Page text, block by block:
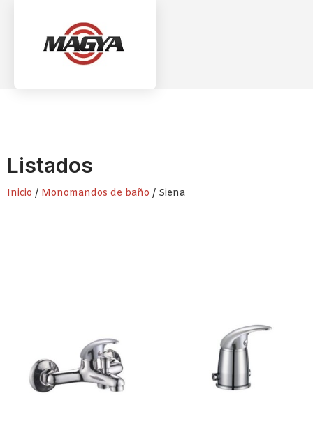
Listados
Inicio / Monomandos de baño / Siena